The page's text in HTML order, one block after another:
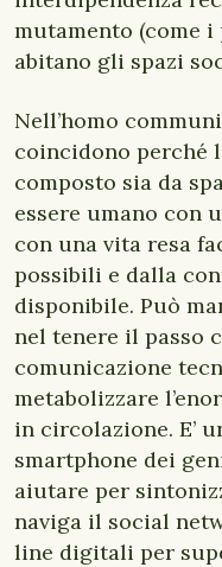
mutamento (come
abitano gli spazi
Nell’homo
coincidono perché
composto sia da
essere umano con
con una vita resa
possibili e dalla
disponibile. Può
nel tenere il passo
comunicazione
metabolizzare
in circolazione. E’
smartphone dei
aiutare per
naviga il social
line digitali per